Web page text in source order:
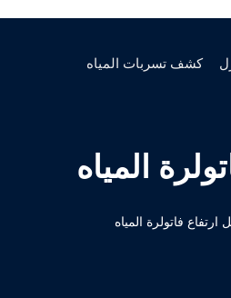
كشف تسربات المياه
المياه
ارتفاع فاتولرة المياه